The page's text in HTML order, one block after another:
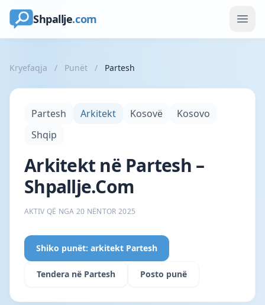
Shpallje.com
Kryefaqja / Punët / Partesh
Partesh Arkitekt Kosovë
Kosovo
Shqip
Arkitekt në Partesh –
Shpallje.Com
AKTIV QË NGA 20 NËNTOR 2025
Shiko punët: arkitekt Partesh
Tendera në Partesh Posto punë